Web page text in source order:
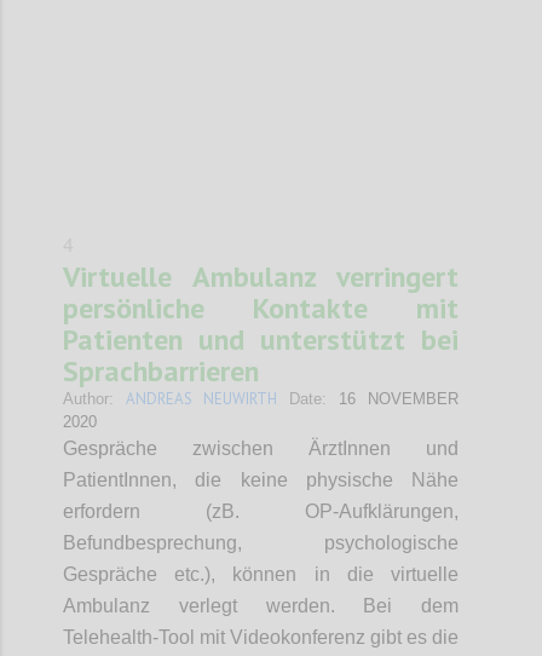
Virtuelle Ambulanz verringert
persönliche Kontakte mit
Patienten und unterstützt bei
Sprachbarrieren
Author: ANDREAS NEUWIRTH Date: 16 NOVEMBER
2020
Gespräche zwischen ÄrztInnen und
PatientInnen, die keine physische Nähe
erfordern (zB. OP-Aufklärungen,
Befundbesprechung, psychologische
Gespräche etc.), können in die virtuelle
Ambulanz verlegt werden. Bei dem
Telehealth-Tool mit Videokonferenz gibt es die